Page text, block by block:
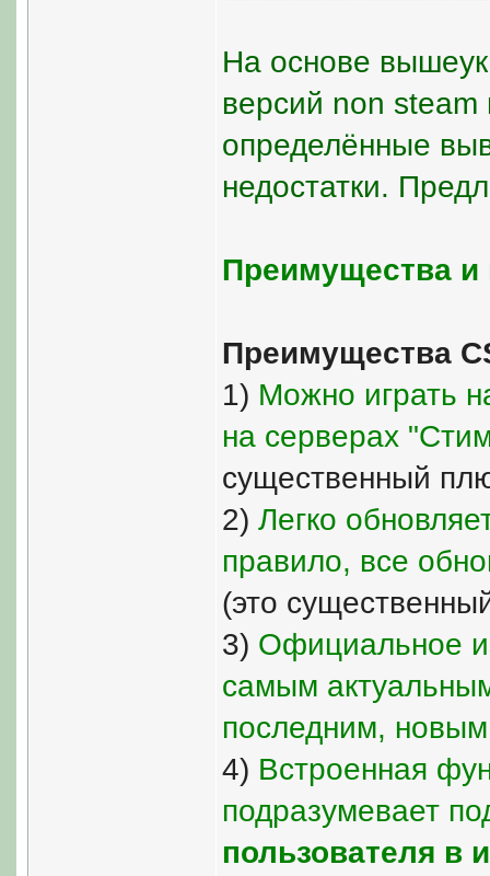
На основе
версий non
определённые
недостатки.
Преимущества и
Преимущества
1) Можно играть
на серверах
существенный
2) Легко
правило, все
(это
3) Официальное
самым
последним,
4) Встроенная
подразумевает
пользователя в